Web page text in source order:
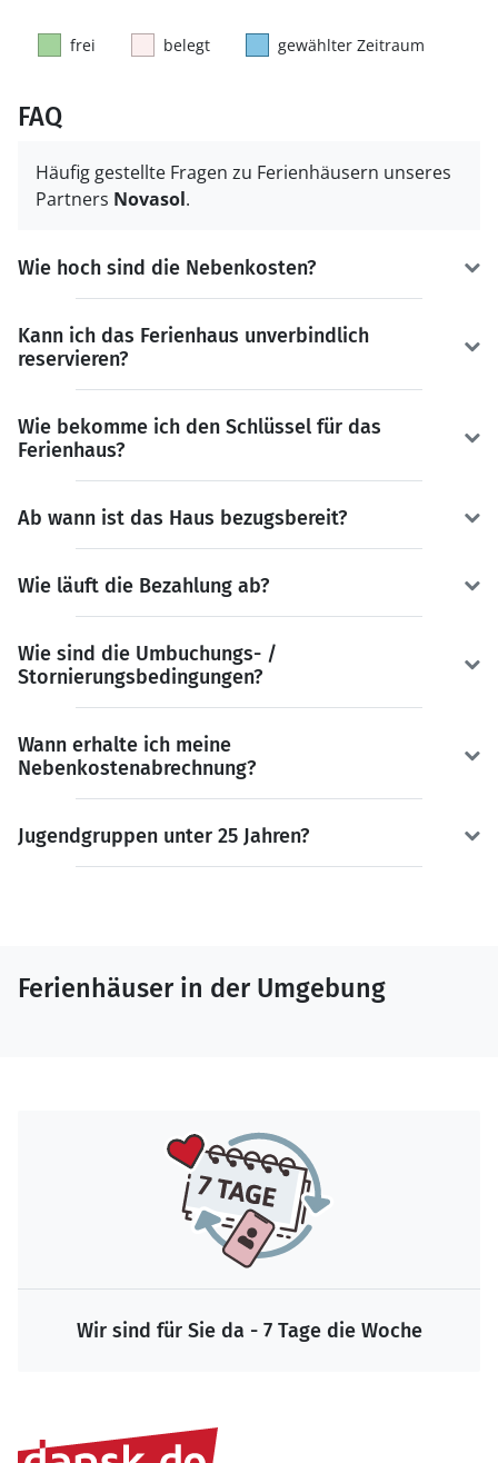
frei belegt gewählter Zeitraum
FAQ
Häufig gestellte Fragen zu Ferienhäusern unseres
Partners Novasol.
Wie hoch sind die Nebenkosten?
Kann ich das Ferienhaus unverbindlich
reservieren?
Wie bekomme ich den Schlüssel für das
Ferienhaus?
Ab wann ist das Haus bezugsbereit?
Wie läuft die Bezahlung ab?
Wie sind die Umbuchungs- /
Stornierungsbedingungen?
Wann erhalte ich meine
Nebenkostenabrechnung?
Jugendgruppen unter 25 Jahren?
Ferienhäuser in der Umgebung
Wir sind für Sie da - 7 Tage die Woche